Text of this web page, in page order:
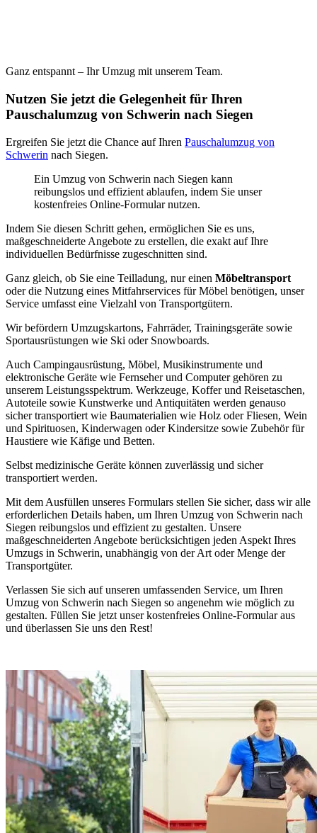
Ganz entspannt – Ihr Umzug mit unserem Team.
Nutzen Sie jetzt die Gelegenheit für Ihren
Pauschalumzug von Schwerin nach Siegen
Ergreifen Sie jetzt die Chance auf Ihren Pauschalumzug von
Schwerin nach Siegen.
Ein Umzug von Schwerin nach Siegen kann
reibungslos und effizient ablaufen, indem Sie unser
kostenfreies Online-Formular nutzen.
Indem Sie diesen Schritt gehen, ermöglichen Sie es uns,
maßgeschneiderte Angebote zu erstellen, die exakt auf Ihre
individuellen Bedürfnisse zugeschnitten sind.
Ganz gleich, ob Sie eine Teilladung, nur einen Möbeltransport
oder die Nutzung eines Mitfahrservices für Möbel benötigen, unser
Service umfasst eine Vielzahl von Transportgütern.
Wir befördern Umzugskartons, Fahrräder, Trainingsgeräte sowie
Sportausrüstungen wie Ski oder Snowboards.
Auch Campingausrüstung, Möbel, Musikinstrumente und
elektronische Geräte wie Fernseher und Computer gehören zu
unserem Leistungsspektrum. Werkzeuge, Koffer und Reisetaschen,
Autoteile sowie Kunstwerke und Antiquitäten werden genauso
sicher transportiert wie Baumaterialien wie Holz oder Fliesen, Wein
und Spirituosen, Kinderwagen oder Kindersitze sowie Zubehör für
Haustiere wie Käfige und Betten.
Selbst medizinische Geräte können zuverlässig und sicher
transportiert werden.
Mit dem Ausfüllen unseres Formulars stellen Sie sicher, dass wir alle
erforderlichen Details haben, um Ihren Umzug von Schwerin nach
Siegen reibungslos und effizient zu gestalten. Unsere
maßgeschneiderten Angebote berücksichtigen jeden Aspekt Ihres
Umzugs in Schwerin, unabhängig von der Art oder Menge der
Transportgüter.
Verlassen Sie sich auf unseren umfassenden Service, um Ihren
Umzug von Schwerin nach Siegen so angenehm wie möglich zu
gestalten. Füllen Sie jetzt unser kostenfreies Online-Formular aus
und überlassen Sie uns den Rest!